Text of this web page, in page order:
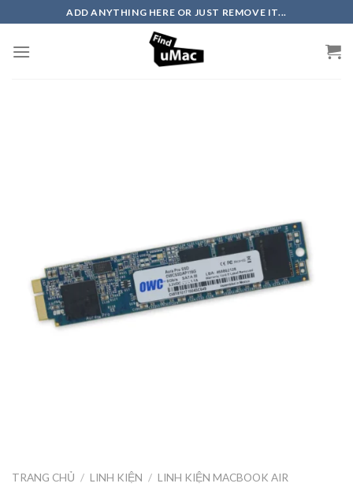
to
content
ADD ANYTHING HERE OR JUST REMOVE IT...
TRANG CHỦ / LINH KIỆN / LINH KIỆN MACBOOK AIR